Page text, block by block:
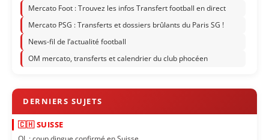
Mercato Foot : Trouvez les infos Transfert football en direct
Mercato PSG : Transferts et dossiers brûlants du Paris SG !
News-fil de l’actualité football
OM mercato, transferts et calendrier du club phocéen
🇨🇭 SUISSE